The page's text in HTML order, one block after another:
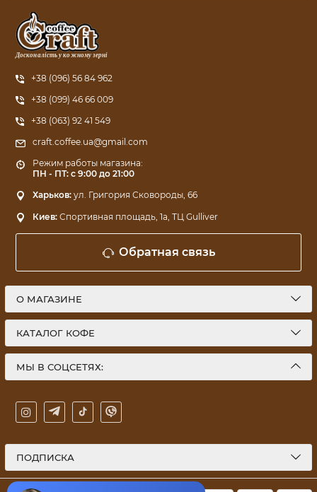
Досконалість у кожному зерні
+38 (096) 56 84 962
+38 (099) 46 66 009
+38 (063) 92 41 549
craft.coffee.ua@gmail.com
Режим работы магазина:
ПН - ПТ: с 9:00 до 21:00
Харьков: ул. Григория Сковороды, 66
Киев: Спортивная площадь, 1a, ТЦ Gulliver
Обратная связь
О МАГАЗИНЕ
КАТАЛОГ КОФЕ
ПОДПИСКА
МЫ В СОЦСЕТЯХ: